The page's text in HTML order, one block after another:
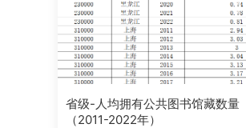
省级-人均拥有公共图书馆藏数量
（2011-2022年）